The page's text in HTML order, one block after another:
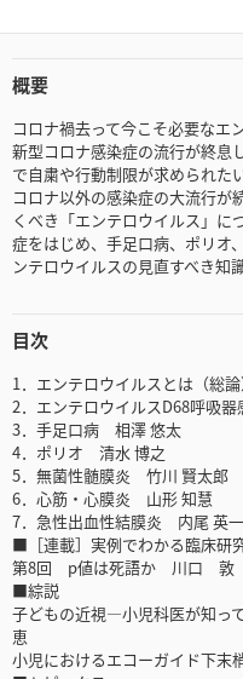
概要
コロナ禍去って今こそ必要なエ
新型コロナ感染症の流行が終息
で自粛や行動制限が求められた
コロナ以外の感染症の大流行が
くべき「エンテロウイルス」に
症をはじめ、手足口病、ポリオ
ンテロウイルスの見直すべき知
目次
1．エンテロウイルスとは（総
2．エンテロウイルスD68呼吸
3．手足口病 相澤 悠太
4．ポリオ 清水 博之
5．無菌性髄膜炎 竹川 賢太郎
6．心筋・心膜炎 山形 知慧
7．急性出血性結膜炎 内尾 英一
■［連載］実例でわかる臨床研
第8回 p値は死語か 川口 敦
■綜説
子どもの近視―小児科医が知っ
恵
小児におけるエコーガイド下